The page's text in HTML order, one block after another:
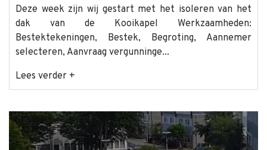
Deze week zijn wij gestart met het isoleren van het
dak van de Kooikapel Werkzaamheden:
Bestektekeningen, Bestek, Begroting, Aannemer
selecteren, Aanvraag vergunninge...
Lees verder +